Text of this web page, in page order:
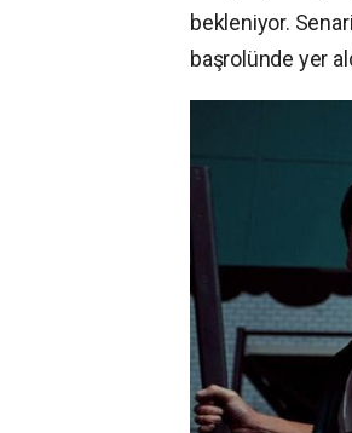
bekleniyor.
başrolünde yer